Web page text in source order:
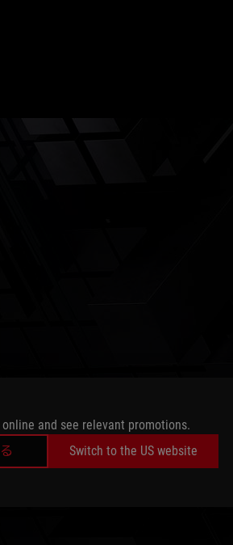
and see relevant promotions.
Switch to the US website